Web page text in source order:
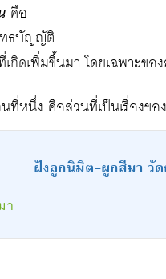
คือ
ธบัญญัติ
ดเพิ่มขึ้นมา โดยเฉพาะขอ
ที่หนึ่ง คือส่วนที่เป็นเรื่องข
ฝังลูกนิมิต-ผูกสีมา วั
า